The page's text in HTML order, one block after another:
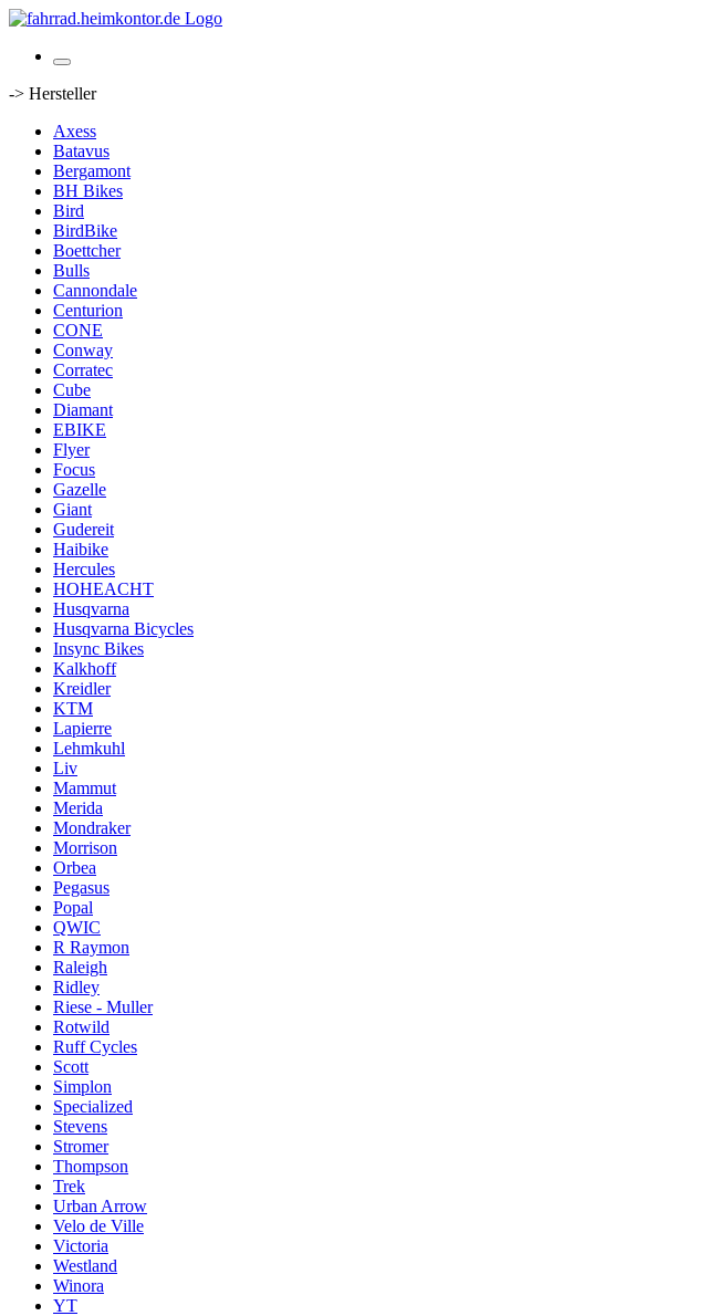
-> Hersteller
Axess
Batavus
Bergamont
BH Bikes
Bird
BirdBike
Boettcher
Bulls
Cannondale
Centurion
CONE
Conway
Corratec
Cube
Diamant
EBIKE
Flyer
Focus
Gazelle
Giant
Gudereit
Haibike
Hercules
HOHEACHT
Husqvarna
Husqvarna Bicycles
Insync Bikes
Kalkhoff
Kreidler
KTM
Lapierre
Lehmkuhl
Liv
Mammut
Merida
Mondraker
Morrison
Orbea
Pegasus
Popal
QWIC
R Raymon
Raleigh
Ridley
Riese - Muller
Rotwild
Ruff Cycles
Scott
Simplon
Specialized
Stevens
Stromer
Thompson
Trek
Urban Arrow
Velo de Ville
Victoria
Westland
Winora
YT